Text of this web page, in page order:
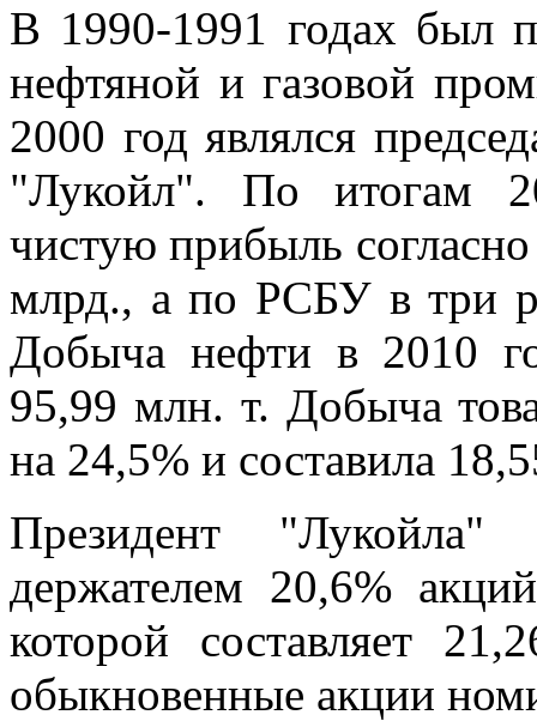
В 1990-1991 годах был
нефтяной и газовой
2000 год являлся
"Лукойл". По итогам
чистую прибыль
млрд., а по РСБУ в три
Добыча нефти в 2010
95,99 млн. т. Добыча
на 24,5% и составила
Президент "Лукойла"
держателем 20,6%
которой составляет
обыкновенные акции